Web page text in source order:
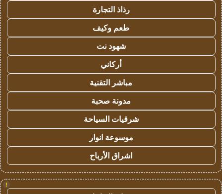
رذاذ التجارة
طعم وكيف
شهود نت
أركاني
مباشر التقنية
مدونة صحبة
شرقيات السياحة
موسوعة انوار
اشراق الأرباح
!